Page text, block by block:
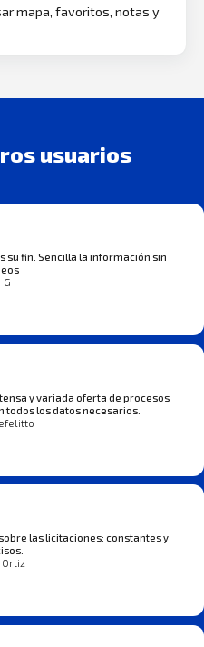
mapa, favoritos, notas y
usuarios
su fin. Sencilla la información sin
G
y variada oferta de procesos
todos los datos necesarios.
las licitaciones: constantes y
Ortiz